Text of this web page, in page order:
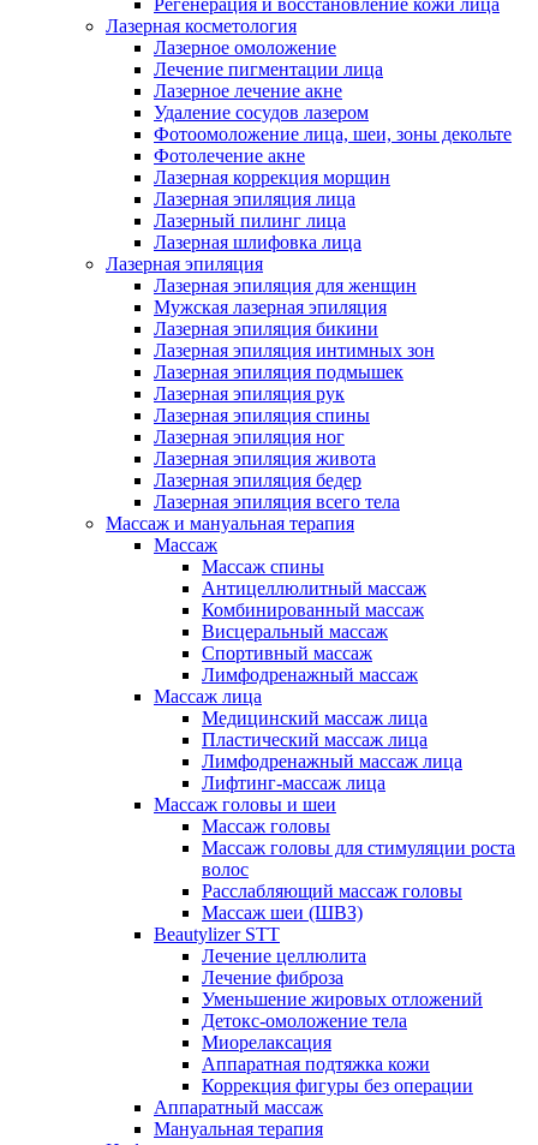
Регенерация и восстановление кожи лица
Лазерная косметология
Лазерное омоложение
Лечение пигментации лица
Лазерное лечение акне
Удаление сосудов лазером
Фотоомоложение лица, шеи, зоны декольте
Фотолечение акне
Лазерная коррекция морщин
Лазерная эпиляция лица
Лазерный пилинг лица
Лазерная шлифовка лица
Лазерная эпиляция
Лазерная эпиляция для женщин
Мужская лазерная эпиляция
Лазерная эпиляция бикини
Лазерная эпиляция интимных зон
Лазерная эпиляция подмышек
Лазерная эпиляция рук
Лазерная эпиляция спины
Лазерная эпиляция ног
Лазерная эпиляция живота
Лазерная эпиляция бедер
Лазерная эпиляция всего тела
Массаж и мануальная терапия
Массаж
Массаж спины
Антицеллюлитный массаж
Комбинированный массаж
Висцеральный массаж
Спортивный массаж
Лимфодренажный массаж
Массаж лица
Медицинский массаж лица
Пластический массаж лица
Лимфодренажный массаж лица
Лифтинг-массаж лица
Массаж головы и шеи
Массаж головы
Массаж головы для стимуляции роста
волос
Расслабляющий массаж головы
Массаж шеи (ШВЗ)
Beautylizer STT
Лечение целлюлита
Лечение фиброза
Уменьшение жировых отложений
Детокс-омоложение тела
Миорелаксация
Аппаратная подтяжка кожи
Коррекция фигуры без операции
Аппаратный массаж
Мануальная терапия